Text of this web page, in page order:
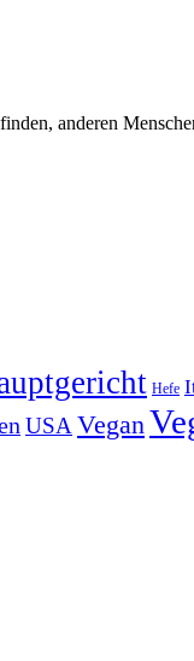
anderen
Hefe
USA Vegan